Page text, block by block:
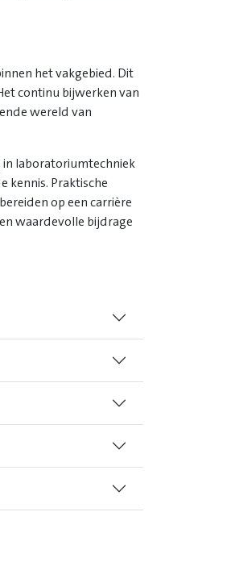
het vakgebied. Dit
continu bijwerken van
wereld van
in laboratoriumtechniek
kennis. Praktische
op een carrière
waardevolle bijdrage